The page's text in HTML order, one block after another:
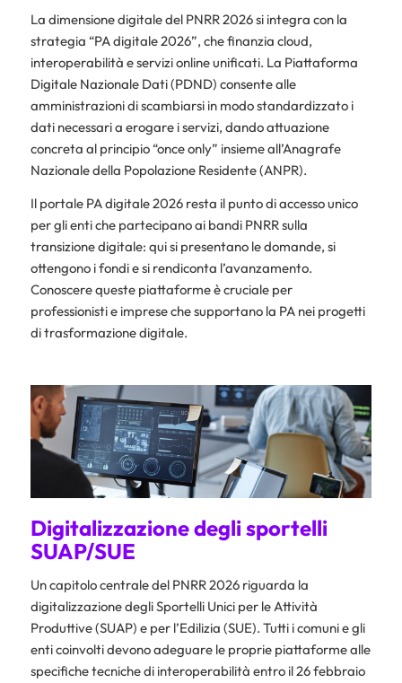
La dimensione digitale del PNRR 2026 si integra con la
strategia “PA digitale 2026”, che finanzia cloud,
interoperabilità e servizi online unificati. La Piattaforma
Digitale Nazionale Dati (PDND) consente alle
amministrazioni di scambiarsi in modo standardizzato i
dati necessari a erogare i servizi, dando attuazione
concreta al principio “once only” insieme all’Anagrafe
Nazionale della Popolazione Residente (ANPR).
Il portale PA digitale 2026 resta il punto di accesso unico
per gli enti che partecipano ai bandi PNRR sulla
transizione digitale: qui si presentano le domande, si
ottengono i fondi e si rendiconta l’avanzamento.
Conoscere queste piattaforme è cruciale per
professionisti e imprese che supportano la PA nei progetti
di trasformazione digitale.
Digitalizzazione degli sportelli
SUAP/SUE
Un capitolo centrale del PNRR 2026 riguarda la
digitalizzazione degli Sportelli Unici per le Attività
Produttive (SUAP) e per l’Edilizia (SUE). Tutti i comuni e gli
enti coinvolti devono adeguare le proprie piattaforme alle
specifiche tecniche di interoperabilità entro il 26 febbraio